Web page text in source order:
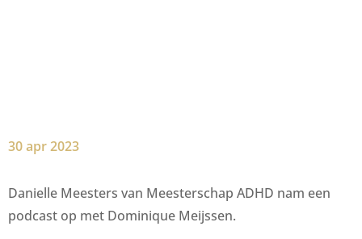
30 apr 2023
Danielle Meesters van Meesterschap ADHD nam een
podcast op met Dominique Meijssen.